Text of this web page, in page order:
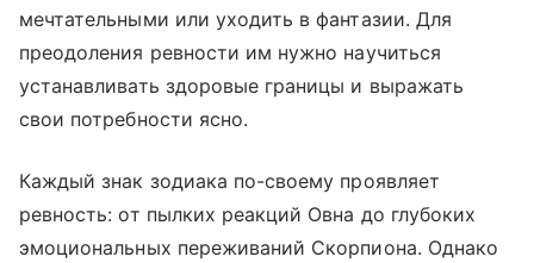
мечтательными или уходить в фантазии. Для
преодоления ревности им нужно научиться
устанавливать здоровые границы и выражать
свои потребности ясно.
Каждый знак зодиака по-своему проявляет
ревность: от пылких реакций Овна до глубоких
эмоциональных переживаний Скорпиона. Однако